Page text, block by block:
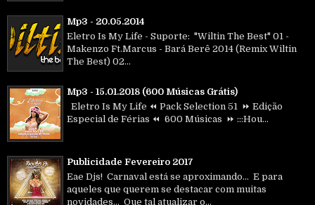
Mp3 - 20.05.2014
Eletro Is My Life - Suporte: "Wiltin The Best" 01 -
Makenzo Ft.Marcus - Bará Berê 2014 (Remix Wiltin
The Best) 02...
Mp3 - 15.01.2018 (600 Músicas Grátis)
Eletro Is My Life ⏪ Pack Selection 51 ⏩ Edição
Especial de Férias ⏪ 600 Músicas ⏩ :::Hou...
Publicidade Fevereiro 2017
Eae Djs! Carnaval está se aproximando... E para
aqueles que querem se destacar com muitas
novidades... Que tal atualizar o...